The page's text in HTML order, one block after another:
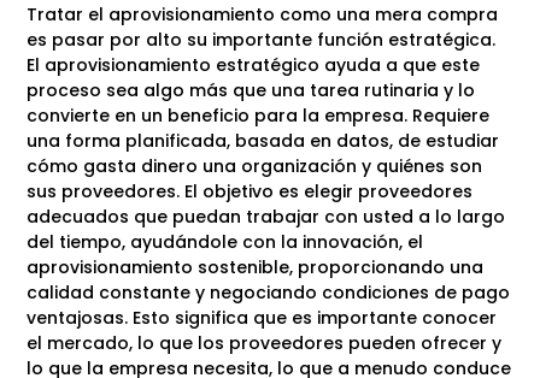
Tratar el aprovisionamiento como una mera compra
es pasar por alto su importante función estratégica.
El aprovisionamiento estratégico ayuda a que este
proceso sea algo más que una tarea rutinaria y lo
convierte en un beneficio para la empresa. Requiere
una forma planificada, basada en datos, de estudiar
cómo gasta dinero una organización y quiénes son
sus proveedores. El objetivo es elegir proveedores
adecuados que puedan trabajar con usted a lo largo
del tiempo, ayudándole con la innovación, el
aprovisionamiento sostenible, proporcionando una
calidad constante y negociando condiciones de pago
ventajosas. Esto significa que es importante conocer
el mercado, lo que los proveedores pueden ofrecer y
lo que la empresa necesita, lo que a menudo conduce